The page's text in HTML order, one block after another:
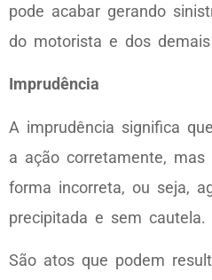
pode acabar gerando
do motorista e dos
Imprudência
A imprudência significa
a ação corretamente, mas
forma incorreta, ou seja,
precipitada e sem cautela.
São atos que podem